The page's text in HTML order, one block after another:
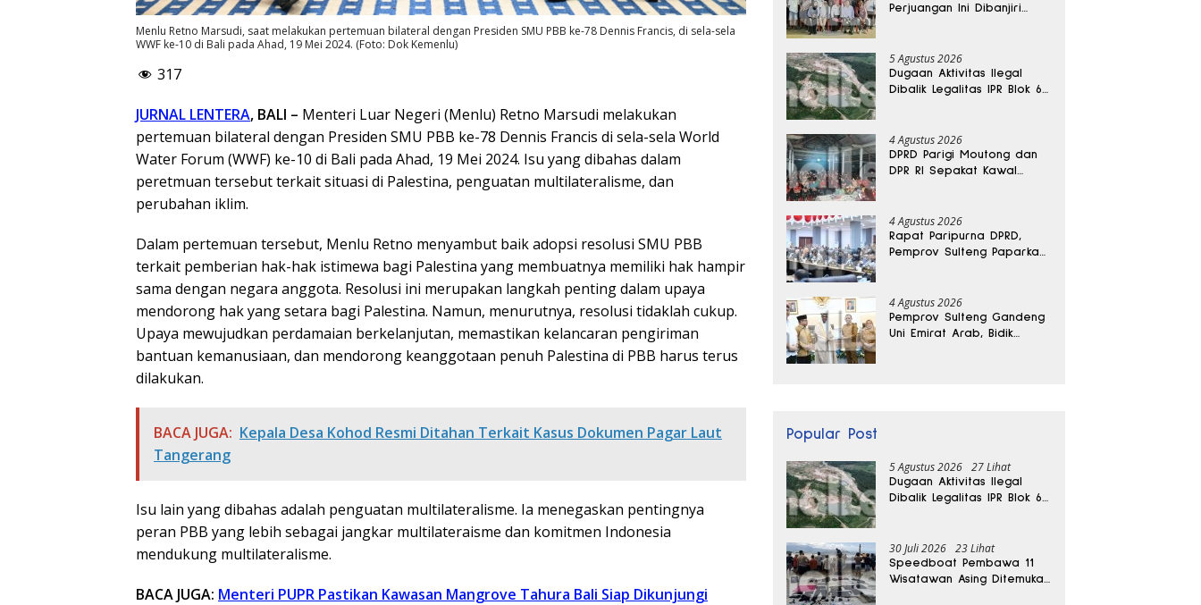
Menlu Retno Marsudi, saat melakukan pertemuan bilateral dengan Presiden SMU PBB ke-78 Dennis Francis, di sela-sela
WWF ke-10 di Bali pada Ahad, 19 Mei 2024. (Foto: Dok Kemenlu)
317
JURNAL LENTERA, BALI – Menteri Luar Negeri (Menlu) Retno Marsudi melakukan
pertemuan bilateral dengan Presiden SMU PBB ke-78 Dennis Francis di sela-sela World
Water Forum (WWF) ke-10 di Bali pada Ahad, 19 Mei 2024. Isu yang dibahas dalam
peretmuan tersebut terkait situasi di Palestina, penguatan multilateralisme, dan
perubahan iklim.
Dalam pertemuan tersebut, Menlu Retno menyambut baik adopsi resolusi SMU PBB
terkait pemberian hak-hak istimewa bagi Palestina yang membuatnya memiliki hak hampir
sama dengan negara anggota. Resolusi ini merupakan langkah penting dalam upaya
mendorong hak yang setara bagi Palestina. Namun, menurutnya, resolusi tidaklah cukup.
Upaya mewujudkan perdamaian berkelanjutan, memastikan kelancaran pengiriman
bantuan kemanusiaan, dan mendorong keanggotaan penuh Palestina di PBB harus terus
dilakukan.
BACA JUGA: Kepala Desa Kohod Resmi Ditahan Terkait Kasus Dokumen Pagar Laut
Tangerang
Isu lain yang dibahas adalah penguatan multilateralisme. Ia menegaskan pentingnya
peran PBB yang lebih sebagai jangkar multilateraisme dan komitmen Indonesia
mendukung multilateralisme.
BACA JUGA: Menteri PUPR Pastikan Kawasan Mangrove Tahura Bali Siap Dikunjungi
Perjuangan Ini Dibanjiri
5 Agustus 2026
Dugaan Aktivitas Ilegal
Dibalik Legalitas IPR Blok 6
4 Agustus 2026
DPRD Parigi Moutong dan
DPR RI Sepakat Kawal
4 Agustus 2026
Rapat Paripurna DPRD,
Pemprov Sulteng Paparkan
4 Agustus 2026
Pemprov Sulteng Gandeng
Uni Emirat Arab, Bidik
Popular Post
5 Agustus 2026 27 Lihat
Dugaan Aktivitas Ilegal
Dibalik Legalitas IPR Blok 6
30 Juli 2026 23 Lihat
Speedboat Pembawa 11
Wisatawan Asing Ditemukan